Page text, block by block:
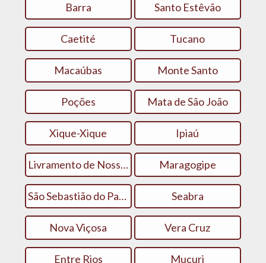
Barra Santo Estêvão
Caetité Tucano
Macaúbas Monte Santo
Poções Mata de São João
Xique-Xique Ipiaú
Livramento de Nossa Senhora Maragogipe
São Sebastião do Passé Seabra
Nova Viçosa Vera Cruz
Entre Rios Mucuri